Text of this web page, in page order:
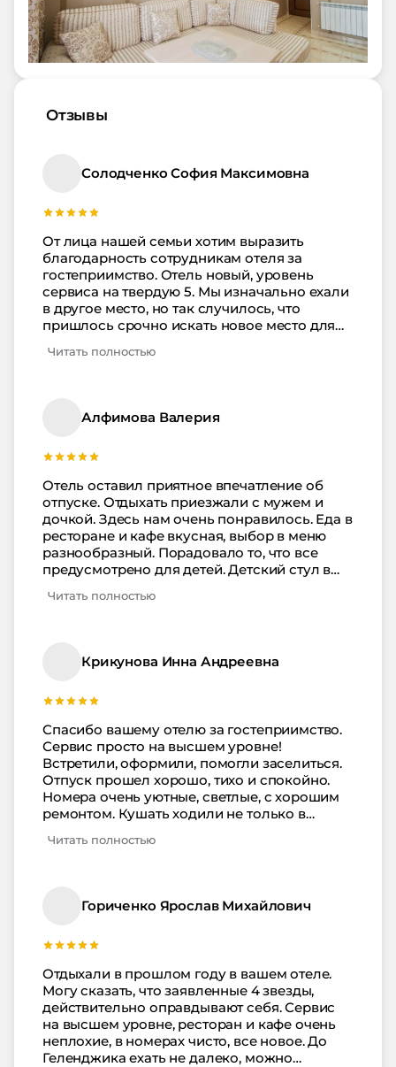
Отзывы
Солодченко София Максимовна
От лица нашей семьи хотим выразить
благодарность сотрудникам отеля за
гостеприимство. Отель новый, уровень
сервиса на твердую 5. Мы изначально ехали
в другое место, но так случилось, что
пришлось срочно искать новое место для
случайности был свободный номер. Нас
Кушать ходили и в кафе, и в ресторан.
Разнообразно, вкусно, большой выбор
Погода первые пару дней отпуска была не
очень, на море был небольшой шторм и
очень спасал бассейн и лежаки. Можно
было позагорать и поплавать. Отменные
коктейли на баре. Мы остались довольны,
отпуск удался, в следующий раз 100%
только к вам.
Читать полностью
Алфимова Валерия
Отель оставил приятное впечатление об
отпуске. Отдыхать приезжали с мужем и
дочкой. Здесь нам очень понравилось. Еда в
ресторане и кафе вкусная, выбор в меню
разнообразный. Порадовало то, что все
предусмотрено для детей. Детский стул в
в бассейне просто супер, в нем очень мелко.
ровно на столько, на сколько было
заявлено при бронировании. Пляж не очень
Рекомендуем это место.
Читать полностью
Крикунова Инна Андреевна
Спасибо вашему отелю за гостеприимство.
Сервис просто на высшем уровне!
Встретили, оформили, помогли заселиться.
Отпуск прошел хорошо, тихо и спокойно.
Номера очень уютные, светлые, с хорошим
ремонтом. Кушать ходили не только в
поселке. Хотя еда в ресторане бесподобная.
Шоу программы интересные и веселые.
Пляж не далеко, на нем много развлечений.
Читать полностью
Гориченко Ярослав Михайлович
Отдыхали в прошлом году в вашем отеле.
Могу сказать, что заявленные 4 звезды,
действительно оправдывают себя. Сервис
на высшем уровне, ресторан и кафе очень
неплохие, в номерах чисто, все новое. До
Геленджика ехать не далеко, можно